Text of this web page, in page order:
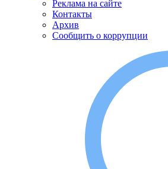
Реклама на сайте
Контакты
Архив
Сообщить о коррупции